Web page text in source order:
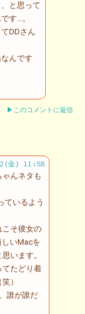
と思って
す…。
DDさん
んです
▶このコメントに返信
金) 11:58
んネタも
ているよう
こそ彼女の
いMacを
います。
てたどり着
）
誰が誰だ